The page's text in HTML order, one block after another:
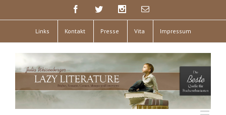
Links Kontakt Presse Vita Impressum